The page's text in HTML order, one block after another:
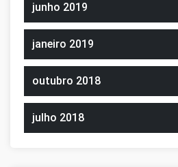
junho 2019
janeiro 2019
outubro 2018
julho 2018